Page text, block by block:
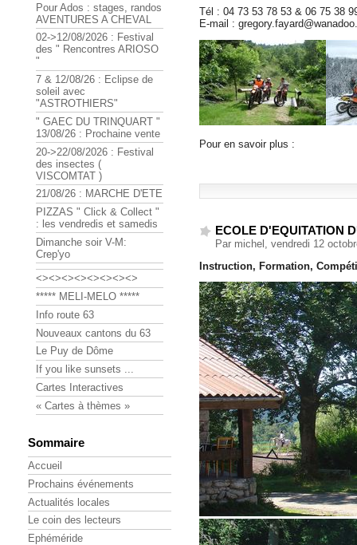
Tél : 04 73 53 78 53 & 06 75 38
E-mail :
Pour en savoir plus :
ECOLE D'EQUITATION
Par michel, vendredi 12
Instruction, Formation,
Pour Ados : stages, randos
AVENTURES A CHEVAL
02->12/08/2026 : Festival
des " Rencontres ARIOSO
"
7 & 12/08/26 : Eclipse de
soleil avec
"ASTROTHIERS"
" GAEC DU TRINQUART "
13/08/26 : Prochaine vente
20->22/08/2026 : Festival
des insectes (
VISCOMTAT )
21/08/26 : MARCHE D'ETE
PIZZAS " Click & Collect "
: les vendredis et samedis
Dimanche soir V-M:
Crep'yo
<><><><><><><><>
***** MELI-MELO *****
Info route 63
Nouveaux cantons du 63
Le Puy de Dôme
If you like sunsets ...
Cartes Interactives
« Cartes à thèmes »
Sommaire
Accueil
Prochains événements
Actualités locales
Le coin des lecteurs
Ephéméride